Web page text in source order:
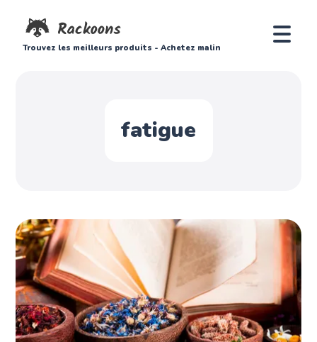
Trouvez les meilleurs produits - Achetez malin
fatigue